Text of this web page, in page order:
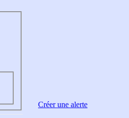
Créer une alerte